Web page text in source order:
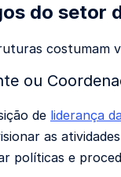
do setor
costumam
ou
de liderança
as
políticas e